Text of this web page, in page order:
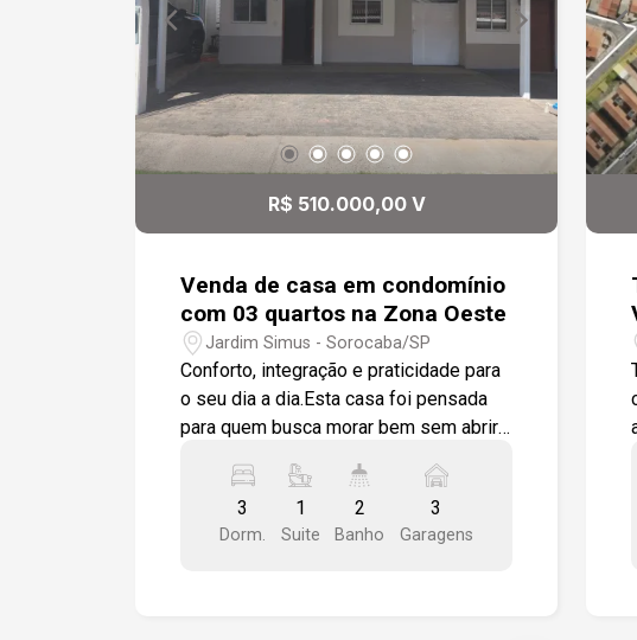
R$ 510.000,00 V
Venda de casa em condomínio
com 03 quartos na Zona Oeste
Jardim Simus - Sorocaba/SP
Conforto, integração e praticidade para
o seu dia a dia.Esta casa foi pensada
para quem busca morar bem sem abrir
em condomínio fechado na Zona Oeste
de Sorocaba, com portaria 24h e lazer
completo.Os ambientes 3 dormitórios,
3
Dorm.
1
Suite
2
Banho
3
Garagens